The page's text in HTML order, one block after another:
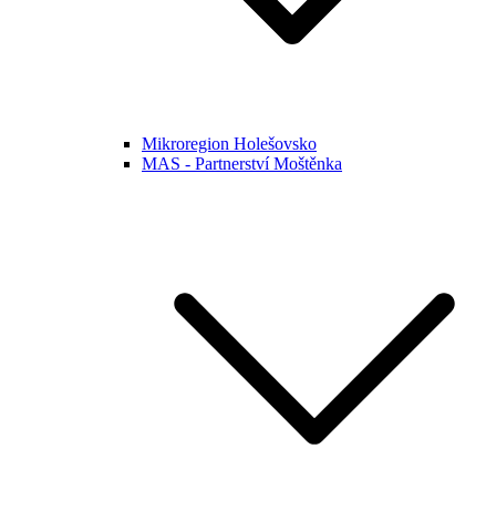
Mikroregion Holešovsko
MAS - Partnerství Moštěnka